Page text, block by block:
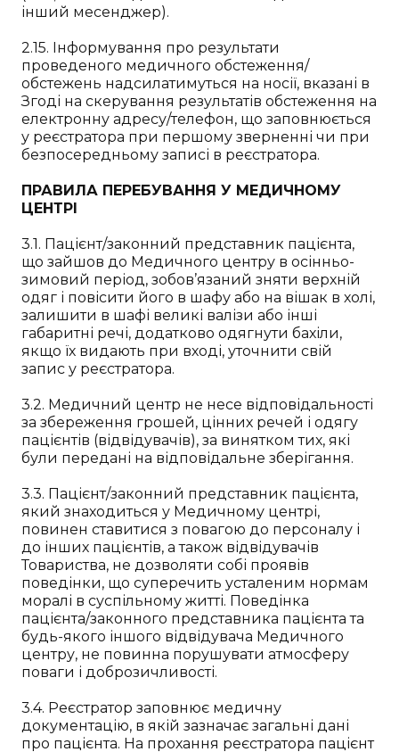
інший месенджер).
2.15. Інформування про результати
проведеного медичного обстеження/
обстежень надсилатимуться на носії, вказані в
Згоді на скерування результатів обстеження на
електронну адресу/телефон, що заповнюється
у реєстратора при першому зверненні чи при
безпосередньому записі в реєстратора.
ПРАВИЛА ПЕРЕБУВАННЯ У МЕДИЧНОМУ
ЦЕНТРІ
3.1. Пацієнт/законний представник пацієнта,
що зайшов до Медичного центру в осінньо-
зимовий період, зобов’язаний зняти верхній
одяг і повісити його в шафу або на вішак в холі,
залишити в шафі великі валізи або інші
габаритні речі, додатково одягнути бахіли,
якщо їх видають при вході, уточнити свій
запис у реєстратора.
3.2. Медичний центр не несе відповідальності
за збереження грошей, цінних речей і одягу
пацієнтів (відвідувачів), за винятком тих, які
були передані на відповідальне зберігання.
3.3. Пацієнт/законний представник пацієнта,
який знаходиться у Медичному центрі,
повинен ставитися з повагою до персоналу і
до інших пацієнтів, а також відвідувачів
Товариства, не дозволяти собі проявів
поведінки, що суперечить усталеним нормам
моралі в суспільному житті. Поведінка
пацієнта/законного представника пацієнта та
будь-якого іншого відвідувача Медичного
центру, не повинна порушувати атмосферу
поваги і доброзичливості.
3.4. Реєстратор заповнює медичну
документацію, в якій зазначає загальні дані
про пацієнта. На прохання реєстратора пацієнт